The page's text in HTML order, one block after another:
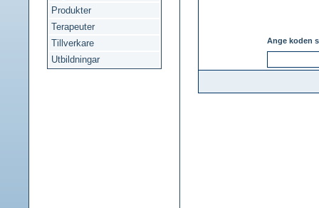
Produkter
Terapeuter
Tillverkare
Utbildningar
Ange koden